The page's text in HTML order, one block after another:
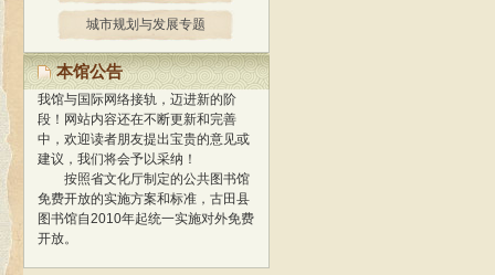
城市规划与发展专题
本馆公告
经过精心策划、设计，我馆网站
于2013年1月正式开通使用，标志着
我馆与国际网络接轨，迈进新的阶
段！ 网站内容还在不断更新和完善
中，欢迎读者朋友提出宝贵的意见或
建议，我们将会予以采纳！
按照省文化厅制定的公共图书馆
免费开放的实施方案和标准，古田县
图书馆自2010年起统一实施对外免费
开放。
经过精心策划、设计，我馆网站